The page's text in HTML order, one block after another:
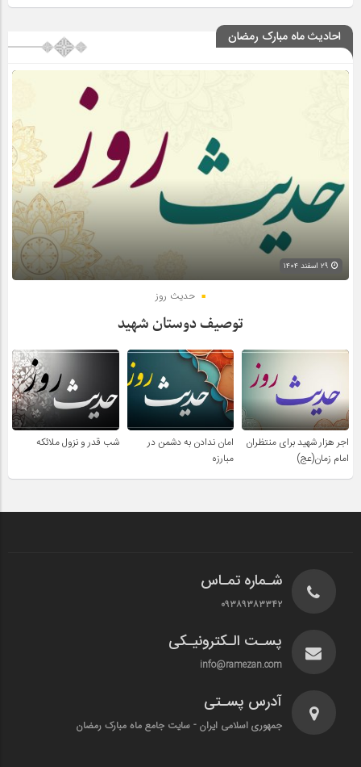
احادیث ماه مبارک رمضان
حدیث روز
توصیف دوستان شهید
اجر هزار شهید برای منتظران
امام زمان(عج)
امان ندادن به دشمن در
مبارزه
شب قدر و نزول ملائکه
شـماره تمـاس
۰۹۳۸۹۳۸۳۳۴۲
پسـت الـکترونیـکی
info@ramezan.com
آدرس پسـتی
جمهوری اسلامی ایران - سایت جامع ماه مبارک رمضان